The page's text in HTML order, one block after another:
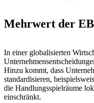
Mehrwert der
In einer globalisierten
Hinzu kommt, dass
standardisieren,
die Handlungsspielräume
einschränkt.